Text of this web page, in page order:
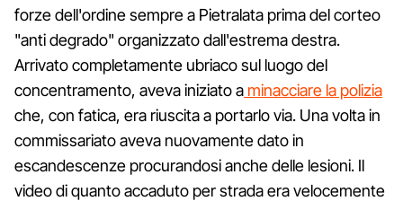
forze dell'ordine sempre a Pietralata prima del corteo
"anti degrado" organizzato dall'estrema destra.
Arrivato completamente ubriaco sul luogo del
concentramento, aveva iniziato a minacciare la polizia
che, con fatica, era riuscita a portarlo via. Una volta in
commissariato aveva nuovamente dato in
escandescenze procurandosi anche delle lesioni. Il
video di quanto accaduto per strada era velocemente